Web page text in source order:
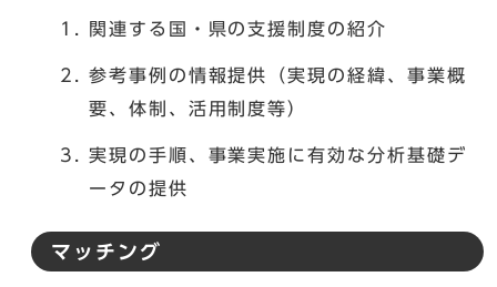
関連する国・県の支援制度の紹介
参考事例の情報提供（実現の経緯、事業概
要、体制、活用制度等）
実現の手順、事業実施に有効な分析基礎デ
ータの提供
マッチング